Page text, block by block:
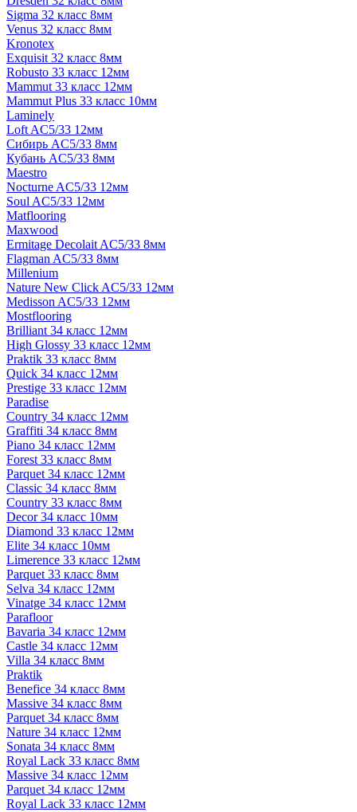
Sigma 32 класс 8мм
Venus 32 класс 8мм
Kronotex
Exquisit 32 класс 8мм
Robusto 33 класс 12мм
Mammut 33 класс 12мм
Mammut Plus 33 класс 10мм
Laminely
Loft AC5/33 12мм
Сибирь AC5/33 8мм
Кубань AC5/33 8мм
Maestro
Nocturne AC5/33 12мм
Soul AC5/33 12мм
Matflooring
Maxwood
Ermitage Decolait AC5/33 8мм
Flagman AC5/33 8мм
Millenium
Nature New Click AC5/33 12мм
Medisson AC5/33 12мм
Mostflooring
Brilliant 34 класс 12мм
High Glossy 33 класс 12мм
Praktik 33 класс 8мм
Quick 34 класс 12мм
Prestige 33 класс 12мм
Paradise
Country 34 класс 12мм
Graffiti 34 класс 8мм
Piano 34 класс 12мм
Forest 33 класс 8мм
Parquet 34 класс 12мм
Classic 34 класс 8мм
Country 33 класс 8мм
Decor 34 класс 10мм
Diamond 33 класс 12мм
Elite 34 класс 10мм
Limerence 33 класс 12мм
Parquet 33 класс 8мм
Selva 34 класс 12мм
Vinatge 34 класс 12мм
Parafloor
Bavaria 34 класс 12мм
Castle 34 класс 12мм
Villa 34 класс 8мм
Praktik
Benefice 34 класс 8мм
Massive 34 класс 8мм
Parquet 34 класс 8мм
Nature 34 класс 12мм
Sonata 34 класс 8мм
Royal Lack 33 класс 8мм
Massive 34 класс 12мм
Parquet 34 класс 12мм
Royal Lack 33 класс 12мм